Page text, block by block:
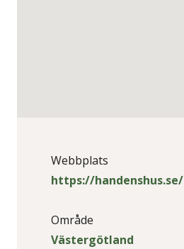
Webbplats
https://handenshus.se/
Område
Västergötland